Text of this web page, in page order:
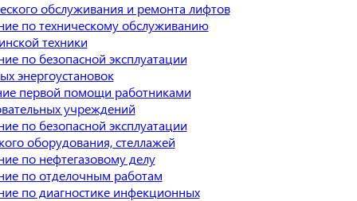
обслуживания и ремонта лифтов
по техническому обслуживанию
техники
по безопасной эксплуатации
энергоустановок
первой помощи работниками
учреждений
по безопасной эксплуатации
оборудования, стеллажей
по нефтегазовому делу
по отделочным работам
по диагностике инфекционных